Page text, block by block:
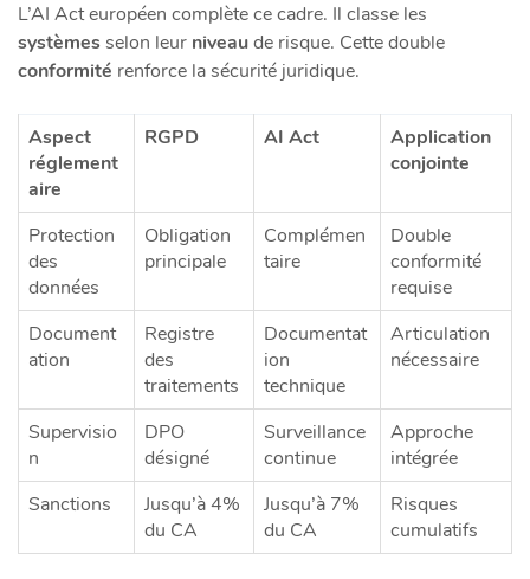
L’AI Act européen complète ce cadre. Il classe les
systèmesselon leur niveaude risque. Cette double
conformité renforce la sécurité juridique.
Aspect
réglement
aire
RGPD AI Act
Application
conjointe
Protection
des
données
Obligation
principale
Complémen
taire
Double
conformité
requise
Document
ation
Registre
des
traitements
Documentat
ion
technique
Articulation
nécessaire
Supervisio
n
DPO
désigné
Surveillance
continue
Approche
intégrée
Sanctions
Jusqu’à 4%
du CA
Jusqu’à 7%
du CA
Risques
cumulatifs